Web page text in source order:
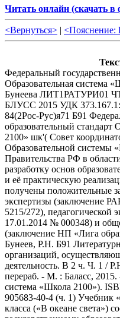
Читать онлайн (cкачать в
<Вернуться> | <Пояснение:
Федеральный государственный образовательный стандарт Образовательная система «Школа 2100» Р.Н. Бунеев, Е.В. Бунеева ЛИТ1РАТУРИ01 ЧТ1НИ1 4 класс • Часть 1 Москва БЛУСС 2015 УДК 373.167.1:821.161.1+821.161.1(075.2) ББК 84(2Рос-Рус)я71 Б91 Федеральный государственный образовательный стандарт Образовательная система «Школа 2100» шк'( Совет координаторов предметных линий Образовательной системы «Школа 2100» -лауреат премии Правительства РФ в области образования за теоретическую разработку основ образовательной системы нового поколения и её практическую реализацию в учебниках На учебник получены положительные заключения по результатам научной экспертизы (заключение РАН от 01.11.2010 № 10106-5215/272), педагогической экспертизы (заключение РАН от 17.01.2014 № 000348) и общественной экспертизы (заключение НП «Лига образования» от 30.01.2014 № 129) Бунеев, Р.Н. Б91 Литературное чтение. 4 кл. : учеб. для организаций, осуществляющих образовательную деятельность. В 2 ч. Ч. 1 / Р.Н. Бунеев, Е.В. Бунеева. - Изд. 4-е, перераб. - М. : Баласс, 2015. - 224 с.: ил. (Образовательная система «Школа 2100»). ISBN 978-5-905683-39-8 ISBN 978-5-905683-40-4 (ч. 1) Учебник «Литературное чтение» для 4 класса («В океане света») соответствует Федеральному государственному образовательному стандарту начального общего образования. Является составной частью комплекта учебников развивающей образовательной системы «Школа 2100». Позволяет совершенствовать навыки чтения и анализа литературных произведений, даёт представление об истории русской детской литературы. Тексты отобраны в соответствии с возрастом учащихся и расположены в хронологической последовательности. Учебник формирует первоначальное представление об истории литературы как процессе, систематизирует представление детей о современной детской литературе, расширяет их знания о творчестве многих любимых писателей. Может использоваться как учебное пособие. УДК 373.167.1:821.161.1+821.161.1(075.2) ББК 84(2Рос-Рус)я71 Сданный учебник в целом и никакая его часть не могут быть скопированы без разрешения владельца авторских прав Бунеев Рустэм Николаевич, Бунеева Екатерина Валерьевна ЛИТЕРАТУРНОЕ ЧТЕНИЕ 4 класс В 2 частях. Часть 1 Концепция оформления и художественное редактирование - Е.Д. Ковалевская Подписано в печать 09.04.15. Формат 70х108/16. Печать офсетная. Бумага офсетная. Гарнитура Журнальная. Объём 14 п.л. Тираж 20 000 экз. Заказ № Общероссийский классификатор продукции ОК-005-93, том 2; 953005 - литература учебная Издательство «Баласс». 109147 Москва, Марксистская ул., д. 5, стр. 1 Почтовый адрес: 111123 Москва, а/я 2, «Баласс» Телефоны для справок: (495) 672-23-34, 672-23-12, 368-70-54 https://www.school2100.ru E-mail: izd@balass.su Отпечатано в филиале «Смоленский полиграфический комбинат» ОАО «Издательство "Высшая школа"». 214020 Смоленск, ул. Смольянинова, 1 ISBN 978-5-905683-39-8 ISBN 978-5-905683-40-4 (ч. 1) © Бунеев Р.Н., Бунеева Е.В., 1992, новая редакция 2004, 2011, 2013 © ООО «Баласс», 1992, 2004, 2011, 2013 ДОРОГИЕ ЧЕТВЕРОКЛАССНИКИ! У вас в руках новый учебник по литературному чтению. Из него вы узнаете, что такое детская литература, когда появились первые книги для детей и кто были их авторы, что читали мальчики и девочки триста, двести, сто лет тому назад... Вы узнаете, что у детской литературы своя история, которая насчитывает шесть веков, и в этой истории много интереснейших страниц! Учебник поможет вам лучше узнать и понять современных детских писателей. Он будет для вас путеводителем по книжному миру. Вместе с нашими героями вы будете сами разговаривать с писателями или слушать их рассказы о своих книгах. Вы спрсосите, откуда мы знаем, что именно писатели говорили или думали. Об этом мы узнали из писем, дневников, воспоминаний, из предисловий, которые авторы писали к своим книгам. Вы прошли путь от «Капелек солнца» до «Океана света». Почему же мы назвали наш учебник именно так? Вы полностью поймёте это, когда прочитаете его до конца. А пока мы бы объяснили так: на протяжении веков писатели вкладывали в детские книжки всё лучшее, что было в них самих: доброту, любовь, мудрость, нравственность, своё представление о красоте мира. Поэтому детская литератуpa — это целый океан света и добра. Этот свет будет с вами всегда: сейчас детские книги близки и интересны вам, потом они будут необходимы вашим детям, внукам, хотя до этого ещё очень далеко... Итак, счастливого вам плавания в океане света! Рустэм Николаевич и Екатерина Валерьевна Бунеевы Ничто же светлейше солнечного сияния, Ничто же сладчайше книжного писания. Солнечный бо свет вселенну осиявает, Книжное же писание душу просвещает. Савватий ПРОЛОГ Мы начинаем